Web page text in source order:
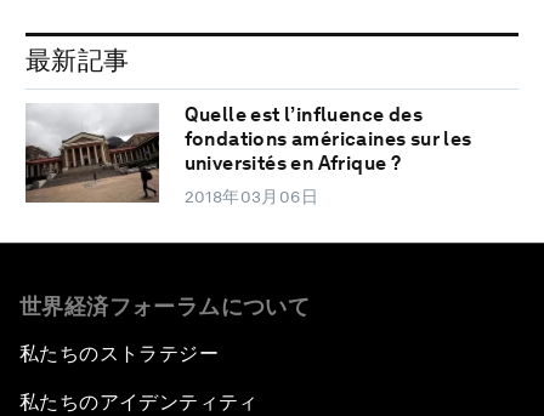
最新記事
Quelle est l’influence des
fondations américaines sur les
universités en Afrique ?
2018年03月06日
世界経済フォーラムについて
私たちのストラテジー
私たちのアイデンティティ